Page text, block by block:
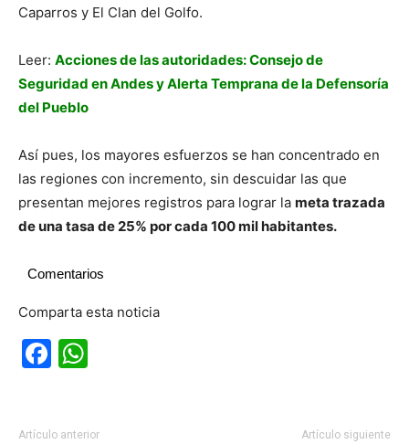
Caparros y El Clan del Golfo.
Leer: Acciones de las autoridades: Consejo de
Seguridad en Andes y Alerta Temprana de la Defensoría
del Pueblo
Así pues, los mayores esfuerzos se han concentrado en
las regiones con incremento, sin descuidar las que
presentan mejores registros para lograr la meta trazada
de una tasa de 25% por cada 100 mil habitantes.
Comentarios
Comparta esta noticia
Facebook
Artículo anterior Artículo siguiente